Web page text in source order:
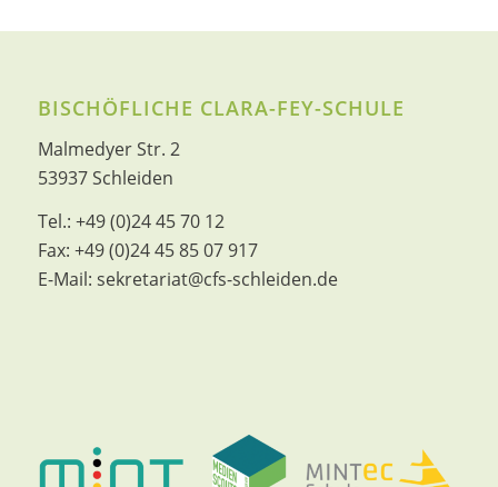
BISCHÖFLICHE CLARA-FEY-SCHULE
Malmedyer Str. 2
53937 Schleiden
Tel.: +49 (0)24 45 70 12
Fax: +49 (0)24 45 85 07 917
E-Mail: sekretariat@cfs-schleiden.de